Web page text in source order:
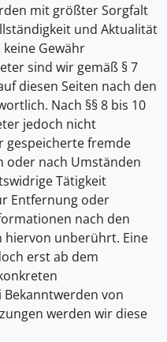
mit größter Sorgfalt
und Aktualität
Gewähr
sind wir gemäß § 7
diesen Seiten nach den
Nach §§ 8 bis 10
jedoch nicht
fremde
oder nach Umständen
Tätigkeit
Entfernung oder
nach den
hiervon unberührt. Eine
erst ab dem
Bekanntwerden von
werden wir diese